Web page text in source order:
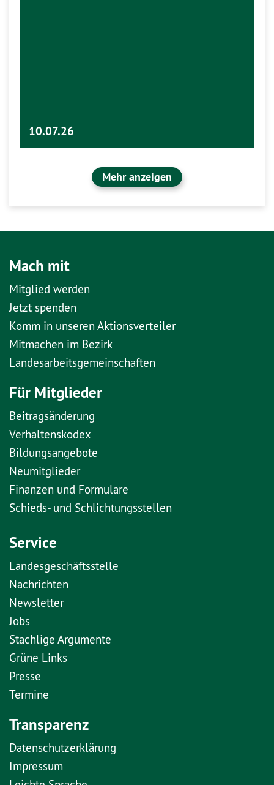
10.07.26
Mehr anzeigen
Mach mit
Mitglied werden
Jetzt spenden
Komm in unseren Aktionsverteiler
Mitmachen im Bezirk
Landesarbeitsgemeinschaften
Für Mitglieder
Beitragsänderung
Verhaltenskodex
Bildungsangebote
Neumitglieder
Finanzen und Formulare
Schieds- und Schlichtungsstellen
Service
Landesgeschäftsstelle
Nachrichten
Newsletter
Jobs
Stachlige Argumente
Grüne Links
Presse
Termine
Transparenz
Datenschutzerklärung
Impressum